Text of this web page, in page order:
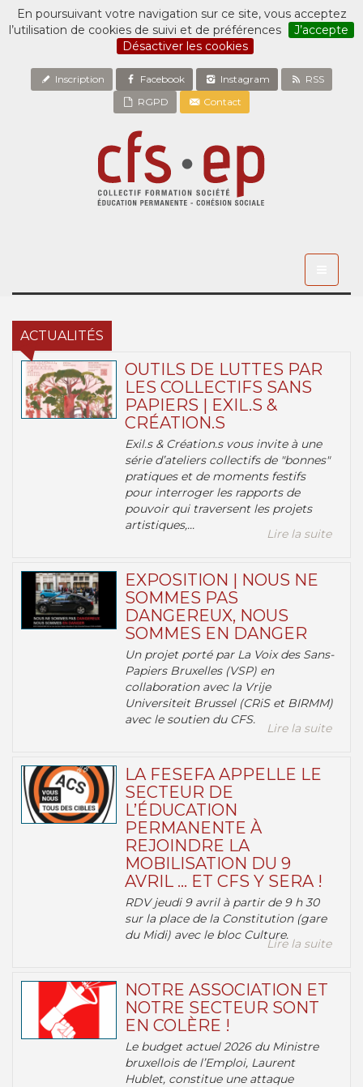
En poursuivant votre navigation sur ce site, vous acceptez
l’utilisation de cookies de suivi et de préférences
J’accepte
Désactiver les cookies
Inscription Facebook Instagram
RSS
RGPD
Contact
ACTUALITÉS
OUTILS DE LUTTES PAR
LES COLLECTIFS SANS
PAPIERS | EXIL.S &
CRÉATION.S
Exil.s & Création.s vous invite à une
série d’ateliers collectifs de "bonnes"
pratiques et de moments festifs
pour interroger les rapports de
pouvoir qui traversent les projets
artistiques,...
Lire la suite
EXPOSITION | NOUS NE
SOMMES PAS
DANGEREUX, NOUS
SOMMES EN DANGER
Un projet porté par La Voix des Sans-
Papiers Bruxelles (VSP) en
collaboration avec la Vrije
Universiteit Brussel (CRiS et BIRMM)
avec le soutien du CFS.
Lire la suite
LA FESEFA APPELLE LE
SECTEUR DE
L’ÉDUCATION
PERMANENTE À
REJOINDRE LA
MOBILISATION DU 9
AVRIL … ET CFS Y SERA !
RDV jeudi 9 avril à partir de 9 h 30
sur la place de la Constitution (gare
du Midi) avec le bloc Culture.
Lire la suite
NOTRE ASSOCIATION ET
NOTRE SECTEUR SONT
EN COLÈRE !
Le budget actuel 2026 du Ministre
bruxellois de l’Emploi, Laurent
Hublet, constitue une attaque